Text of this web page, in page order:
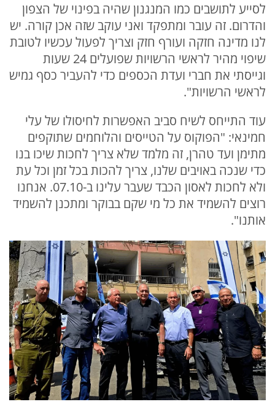
לסייע לתושבים כמו המנגנון שהיה בפינוי של הצפון
והדרום. זה עובר ומתפקד ואני עוקב שזה אכן קורה. יש
לנו מדינה חזקה ועורף חזק וצריך לפעול עכשיו לטובת
שיפוי מהיר לראשי הרשויות שפועלים 24 שעות
וגייסתי את חברי ועדת הכספים כדי להעביר כסף גמיש
לראשי הרשויות".
עוד התייחס לשיח סביב האפשרות לחיסולו של עלי
חמינאי: "הפוקוס על הטייסים והלוחמים שתוקפים
מתימן ועד טהרן, זה מלמד שלא צריך לחכות שיכו בנו
כדי שנכה באויבים שלנו, צריך להכות בכל זמן וכל עת
ולא לחכות לאסון הכבד שעבר עלינו ב-07.10. אנחנו
רוצים להשמיד את כל מי שקם בבוקר ומתכנן להשמיד
אותנו".